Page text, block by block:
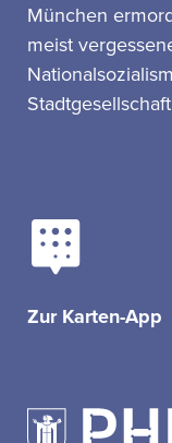
München
meist
Zur Karten-App